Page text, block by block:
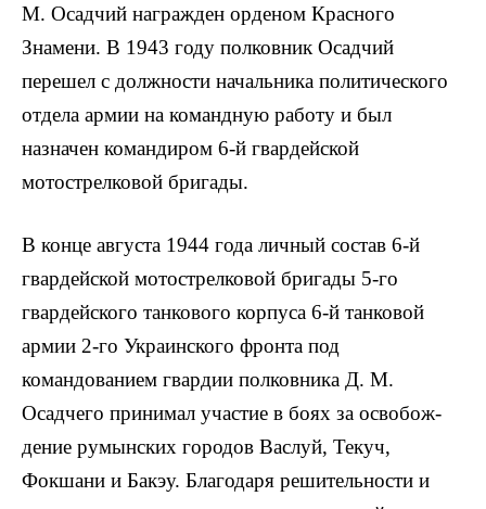
М. Осадчий награжден орденом Красного
Знамени. В 1943 году полковник Осадчий
перешел с должности начальника политического
отдела армии на командную работу и был
назначен командиром 6-й гвардейской
мотострелковой бригады.
В конце августа 1944 года личный состав 6-й
гвар­дейской мотострелковой бригады 5-го
гвардейского танкового корпуса 6-й танковой
армии 2-го Украинского фронта под
командованием гвардии полковника Д. М.
Осадчего принимал участие в боях за освобож­
дение румынских городов Васлуй, Текуч,
Фокшани и Бакэу. Благодаря решительности и